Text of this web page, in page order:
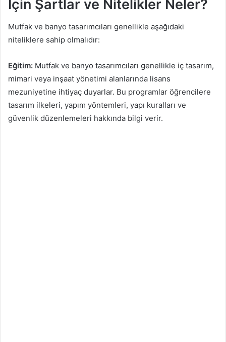
İçin Şartlar ve Nitelikler Neler?
Mutfak ve banyo tasarımcıları genellikle aşağıdaki
niteliklere sahip olmalıdır:
Eğitim: Mutfak ve banyo tasarımcıları genellikle iç tasarım,
mimari veya inşaat yönetimi alanlarında lisans
mezuniyetine ihtiyaç duyarlar. Bu programlar öğrencilere
tasarım ilkeleri, yapım yöntemleri, yapı kuralları ve
güvenlik düzenlemeleri hakkında bilgi verir.